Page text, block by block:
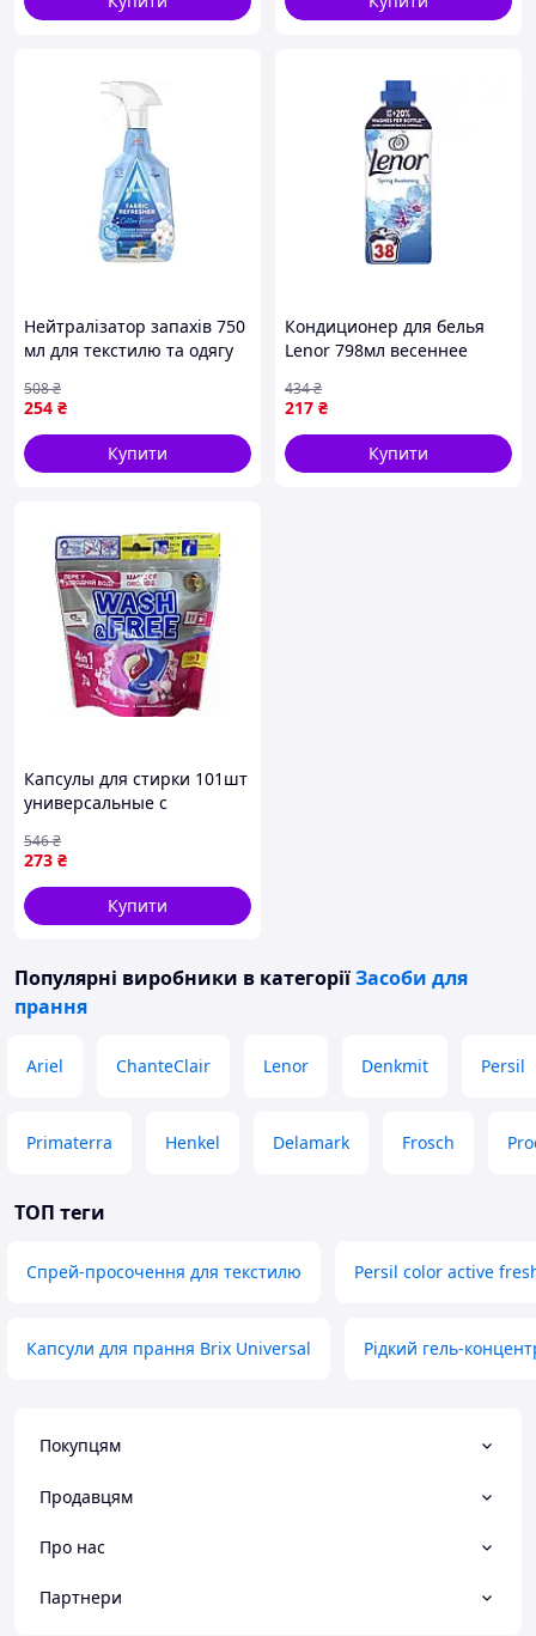
Нейтралізатор запахів 750
мл для текстилю та одягу
ароматом бавовни
254 ₴
508₴
Купити
Кондиционер для белья
Lenor 798мл весеннее
свежести и защиты от
запахов
217 ₴
434₴
Купити
Капсулы для стирки 101шт
универсальные с
белого и цветного белья
273 ₴
546₴
Купити
Популярні виробники в категоріїЗасоби для
прання
Ariel ChanteClair Lenor Denkmit Persil
Primaterra Henkel Delamark Frosch
ТОП теги
Спрей-просочення для текстилю Persil color active
Капсули для прання Brix Universal Рідкий гель-
Покупцям
Продавцям
Про нас
Партнери